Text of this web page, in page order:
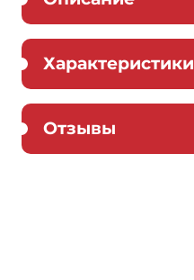
Характеристики
Отзывы